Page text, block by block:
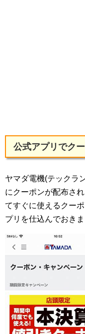
公式アプリでク
ヤマダ電機(テックラ
にクーポンが配布さ
てすぐに使えるクー
プリを仕込んでおきま